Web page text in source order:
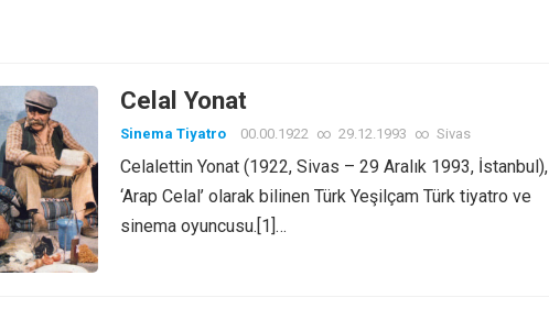
Celal Yonat
Sinema Tiyatro 00.00.1922 ∞ 29.12.1993 ∞ Sivas
Celalettin Yonat (1922, Sivas – 29 Aralık 1993, İstanbul),
‘Arap Celal’ olarak bilinen Türk Yeşilçam Türk tiyatro ve
sinema oyuncusu.[1]…